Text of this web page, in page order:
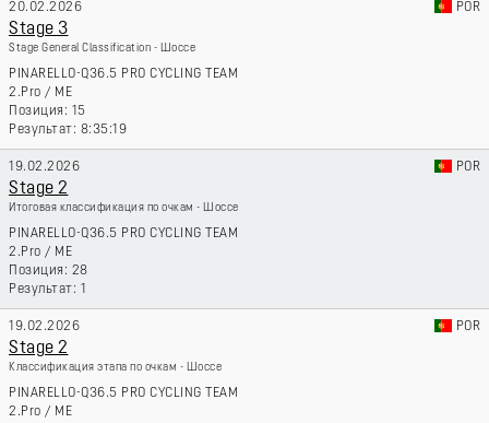
20.02.2026 POR
Stage 3
Stage General Classification - Шоссе
PINARELLO-Q36.5 PRO CYCLING TEAM
2.Pro / ME
15
8:35:19
19.02.2026 POR
Stage 2
Итоговая классификация по очкам - Шоссе
PINARELLO-Q36.5 PRO CYCLING TEAM
2.Pro / ME
28
1
19.02.2026 POR
Stage 2
Классификация этапа по очкам - Шоссе
PINARELLO-Q36.5 PRO CYCLING TEAM
2.Pro / ME